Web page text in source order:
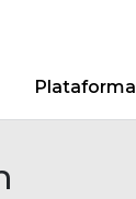
qué Trellix?
(English)
(English)
Plataforma